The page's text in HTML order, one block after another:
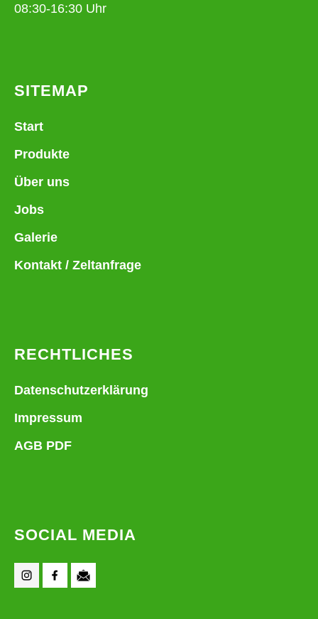
08:30-16:30 Uhr
SITEMAP
Start
Produkte
Über uns
Jobs
Galerie
Kontakt / Zeltanfrage
RECHTLICHES
Datenschutzerklärung
Impressum
AGB PDF
SOCIAL MEDIA